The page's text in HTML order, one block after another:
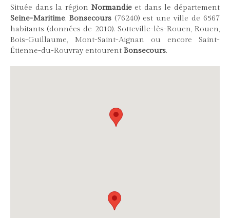
Située dans la région Normandieet dans le département
Seine-Maritime, Bonsecours (76240) est une ville de 6567
habitants (données de 2010). Sotteville-lès-Rouen, Rouen,
Bois-Guillaume, Mont-Saint-Aignan ou encore Saint-
Étienne-du-Rouvray entourent Bonsecours.